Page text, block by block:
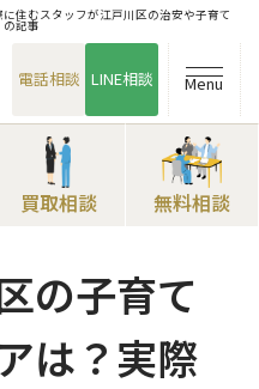
住むスタッフが江戸川区の治安や子育て
記事
電話相談 LINE相談 Menu
買取相談 無料相談
の子育て
は？実際